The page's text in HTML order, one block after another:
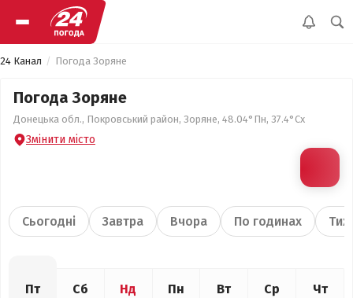
24 Канал Погода Зоряне
Погода Зоряне
Донецька обл., Покровський район, Зоряне, 48.04°Пн, 37.4°Сх
Змінити місто
Сьогодні Завтра Вчора По годинах
Пт Сб Нд Пн Вт Ср Чт